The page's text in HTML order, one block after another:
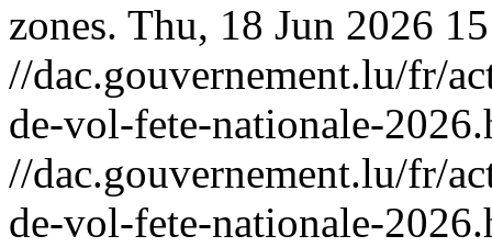
zones. Thu, 18 Jun 2026
//dac.gouvernement.lu/fr/
de-vol-fete-nationale-
//dac.gouvernement.lu/fr/
de-vol-fete-nationale-